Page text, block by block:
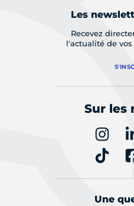
Les
Recevez
l'actualité de
Sur les
Une